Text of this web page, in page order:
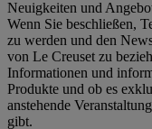
Neuigkeiten und
Wenn Sie beschließen,
zu werden und den
von Le Creuset zu
Informationen und
Produkte und ob es
anstehende
gibt.